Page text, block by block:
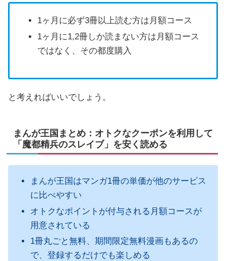
1ヶ月に必ず3冊以上読む方は月額コース
1ヶ月に1,2冊しか読まない方は月額コース
ではなく、その都度購入
と考えればいいでしょう。
まんが王国まとめ：オトクなクーポンを利用して
「魔都精兵のスレイブ」を安く読める
まんが王国はマンガ1冊の単価が他のサービス
に比べやすい
オトクなポイントが付与される月額コースが
用意されている
1冊丸ごと無料、期間限定無料漫画もあるの
で、登録するだけでも楽しめる